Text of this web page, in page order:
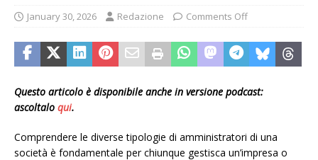
January 30, 2026 Redazione Comments Off
Questo articolo è disponibile anche in versione podcast:
ascoltalo qui.
Comprendere le diverse tipologie di amministratori di una
società è fondamentale per chiunque gestisca un’impresa o